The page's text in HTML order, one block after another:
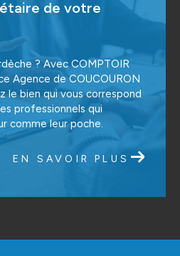
de votre
? Avec COMPTOIR
Agence de COUCOURON
le bien qui vous correspond
professionnels qui
comme leur poche.
EN SAVOIR PLUS